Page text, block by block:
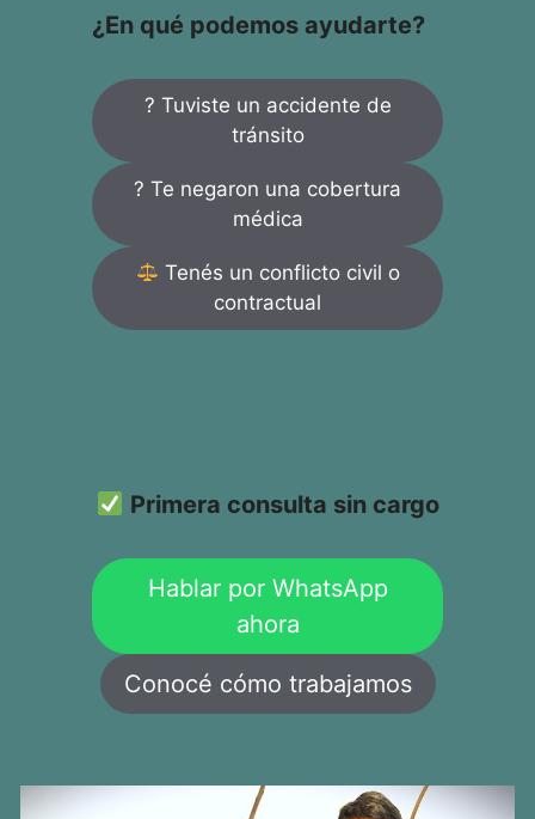
¿En qué podemos ayudarte?
? Tuviste un accidente de
tránsito
? Te negaron una cobertura
médica
Tenés un conflicto civil o
contractual
Primera consulta sin cargo
Hablar por WhatsApp
ahora
Conocé cómo trabajamos